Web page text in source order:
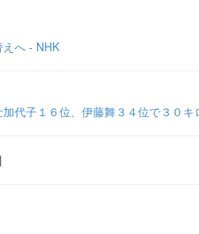
へ - NHK
代子１６位、伊藤舞３４位で３０